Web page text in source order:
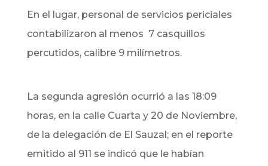
En el lugar, personal de servicios periciales
contabilizaron al menos 7 casquillos
percutidos, calibre 9 milímetros.
La segunda agresión ocurrió a las 18:09
horas, en la calle Cuarta y 20 de Noviembre,
de la delegación de El Sauzal; en el reporte
emitido al 911 se indicó que le habían